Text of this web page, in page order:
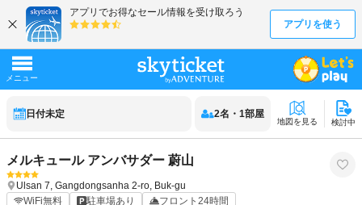
日付未定 2名 ・ 1部屋
地図を見る 検討中
メルキュール アンバサダー 蔚山
Ulsan 7, Gangdongsanha 2-ro, Buk-gu
WiFi無料
駐車場あり フロント24時間